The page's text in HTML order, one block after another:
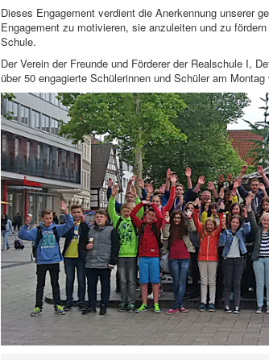
Dieses Engagement verdient die Anerkennung unserer
Engagement zu motivieren, sie anzuleiten und zu
Schule.
Der Verein der Freunde und Förderer der Realschule I,
über 50 engagierte Schülerinnen und Schüler am